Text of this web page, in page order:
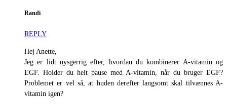
Randi
REPLY
Hej Anette,
Jeg er lidt nysgerrig efter, hvordan du kombinerer A-vitamin og
EGF. Holder du helt pause med A-vitamin, når du bruger EGF?
Problemet er vel så, at huden derefter langsomt skal tilvænnes A-
vitamin igen?